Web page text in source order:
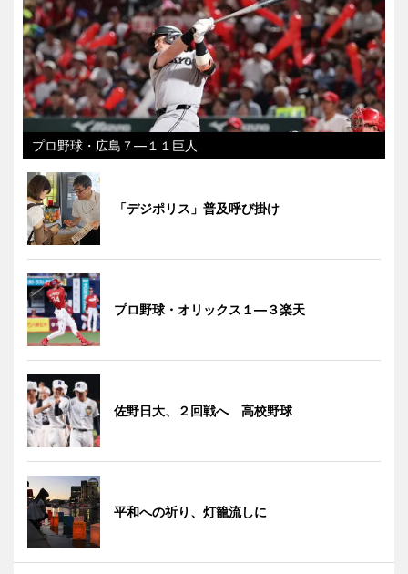
プロ野球・広島７―１１巨人
「デジポリス」普及呼び掛け
プロ野球・オリックス１―３楽天
佐野日大、２回戦へ 高校野球
平和への祈り、灯籠流しに